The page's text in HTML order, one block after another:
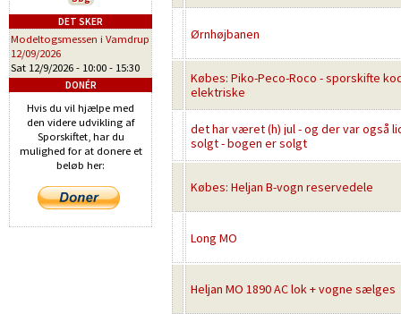
Ørnhøjbanen
Købes: Piko-Peco-Roco - sporskifte
elektriske
det har været (h) jul - og der var også
solgt - bogen er solgt
Købes: Heljan B-vogn reservedele
Long MO
Heljan MO 1890 AC lok + vogne sælges
DET SKER
Modeltogsmessen i Vamdrup
12/09/2026
Sat 12/9/2026 - 10:00 - 15:30
DONÉR
Hvis du vil hjælpe med
den videre udvikling af
Sporskiftet, har du
mulighed for at donere et
beløb her: